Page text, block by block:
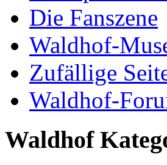
Die Fanszene
Waldhof-
Zufällige
Waldhof-
Waldhof